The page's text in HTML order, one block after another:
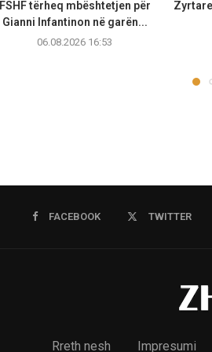
FSHF tërheq mbështetjen për
Gianni Infantinon në garën...
06.08.2026 16:53
FACEBOOK TWITTER
Rreth nesh Impresumi